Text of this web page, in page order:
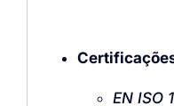
EN ISO